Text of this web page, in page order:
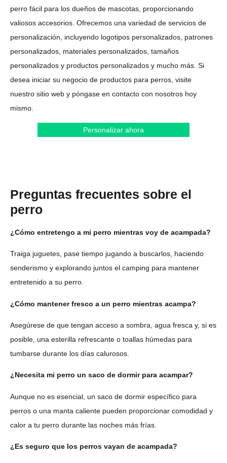
perro fácil para los dueños de mascotas, proporcionando
valiosos accesorios. Ofrecemos una variedad de servicios de
personalización, incluyendo logotipos personalizados, patrones
personalizados, materiales personalizados, tamaños
personalizados y productos personalizados y mucho más. Si
desea iniciar su negocio de productos para perros, visite
nuestro sitio web y póngase en contacto con nosotros hoy
mismo.
Personalizar ahora
Preguntas frecuentes sobre el
perro
¿Cómo entretengo a mi perro mientras voy de acampada?
Traiga juguetes, pase tiempo jugando a buscarlos, haciendo
senderismo y explorando juntos el camping para mantener
entretenido a su perro.
¿Cómo mantener fresco a un perro mientras acampa?
Asegúrese de que tengan acceso a sombra, agua fresca y, si es
posible, una esterilla refrescante o toallas húmedas para
tumbarse durante los días calurosos.
¿Necesita mi perro un saco de dormir para acampar?
Aunque no es esencial, un saco de dormir específico para
perros o una manta caliente pueden proporcionar comodidad y
calor a tu perro durante las noches más frías.
¿Es seguro que los perros vayan de acampada?